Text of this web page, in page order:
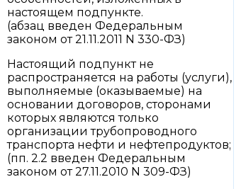
настоящем подпункте.
(абзац введен Федеральным
законом от 21.11.2011 N 330-ФЗ)
Настоящий подпункт не
распространяется на работы (услуги),
выполняемые (оказываемые) на
основании договоров, сторонами
которых являются только
организации трубопроводного
транспорта нефти и нефтепродуктов;
(пп. 2.2 введен Федеральным
законом от 27.11.2010 N 309-ФЗ)